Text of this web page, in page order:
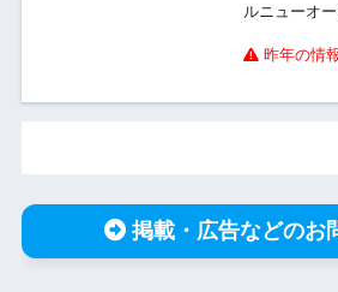
ルニューオ
昨年の情報
掲載・広告などのお